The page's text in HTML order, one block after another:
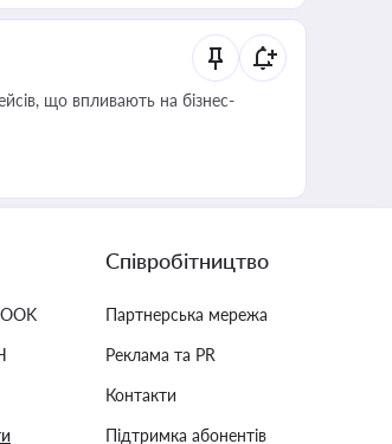
що впливають на бізнес-
Співробітництво
Партнерська мережа
Реклама та PR
Контакти
Підтримка абонентів